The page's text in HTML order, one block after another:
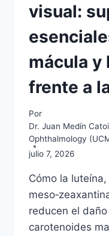
visual:
mácula y
frente a
Por
Dr. Juan Medín
Ophthalmology
julio 7, 2026
Cómo la
reducen el
carotenoides